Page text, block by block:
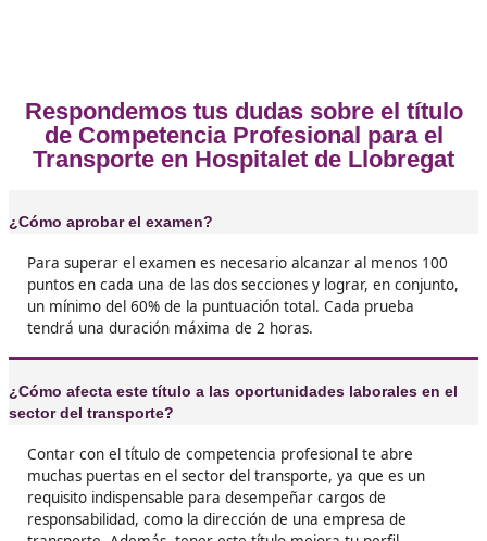
Opiniones sobre el
Profesional para el Transporte
❝ La verdad es que al principio me daba
ahora que tengo el título, ¡no me arrepiento!
gran paso para mi carrera y lo conseguí
docencia en Hospitalet.
Nerea, de Hospitalet
❝ Sacarme el título fue más fácil de lo que
Además, ¡las oportunidades laborales son
Estoy muy contento.